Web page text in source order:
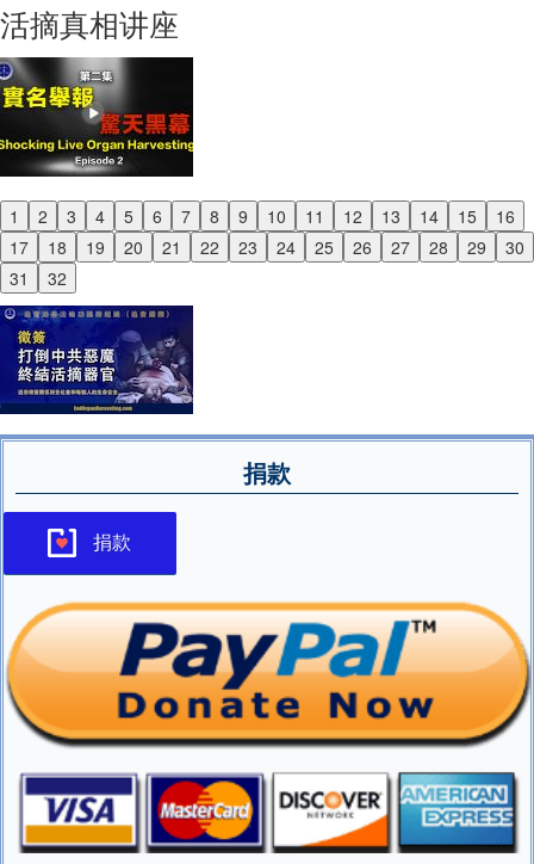
活摘真相讲座
1 2 3 4 5 6 7 8 9 10 11 12 13 14 15
16
17
18 19 20 21 22 23 24 25 26 27 28 29
30
31
32
Previous
Next
捐款
捐款